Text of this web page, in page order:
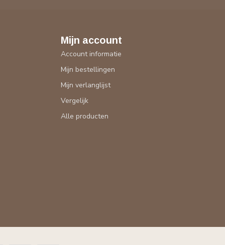
Mijn account
Account informatie
Mijn bestellingen
Mijn verlanglijst
Vergelijk
Alle producten